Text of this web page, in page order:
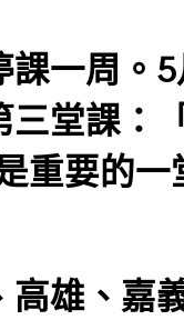
課一周。
三堂課：
重要的
雄、嘉